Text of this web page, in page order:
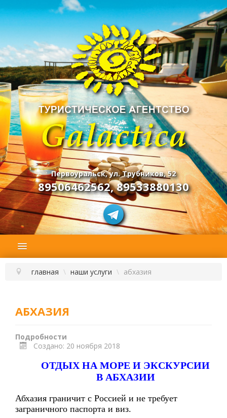
Первоуральск, ул. Трубников, 52
89506462562,89533880130
ОТЗЫВЫ
О КОМПАНИИ
НОВОСТИ
главная \ наши услуги \ абхазия
АБХАЗИЯ
Подробности
Создано: 20 ноября 2018
ОТДЫХ НА МОРЕ И ЭКСКУРСИИ
В АБХАЗИИ
Абхазия граничит с Россией и не требует
заграничного паспорта и виз.